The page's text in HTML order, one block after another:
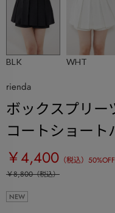
BLK WHT
rienda
ボックスプリー
コートショート
￥4,400 （税込） 50%OFF
￥8,800（税込）
NEW